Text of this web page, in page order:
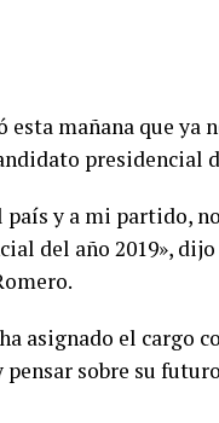
mañana que ya
presidencial
y a mi partido,
del año 2019»,
asignado el cargo
sobre su